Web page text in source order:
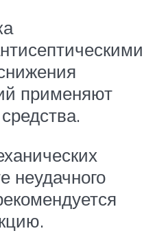
применяют
неудачного